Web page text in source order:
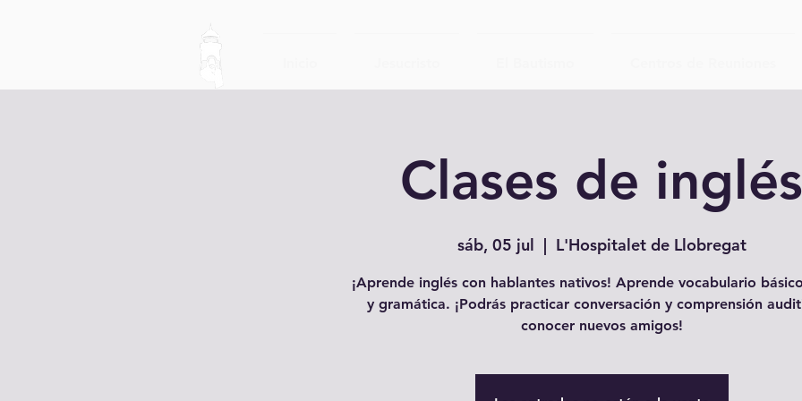
Clases de inglés
sáb, 05 jul
  |
L'Hospitalet de Llobregat
¡Aprende inglés con hablantes nativos! Aprende vocabulario
y gramática. ¡Podrás practicar conversación y comprensión
conocer nuevos amigos!